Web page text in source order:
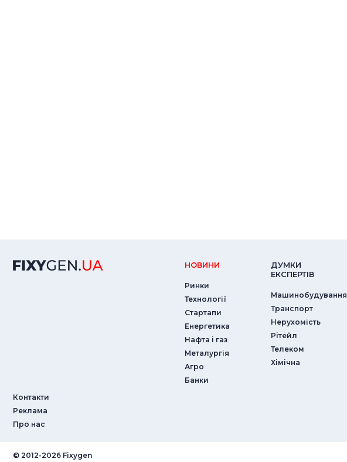
Контакти
Реклама
Про нас
НОВИНИ
Ринки
Технології
Стартапи
Енергетика
Нафта і газ
Металургія
Агро
Банки
ДУМКИ
ЕКСПЕРТIВ
Машинобудування
Транспорт
Нерухомість
Рітейл
Телеком
Хімічна
© ‎2012-2026 Fixygen